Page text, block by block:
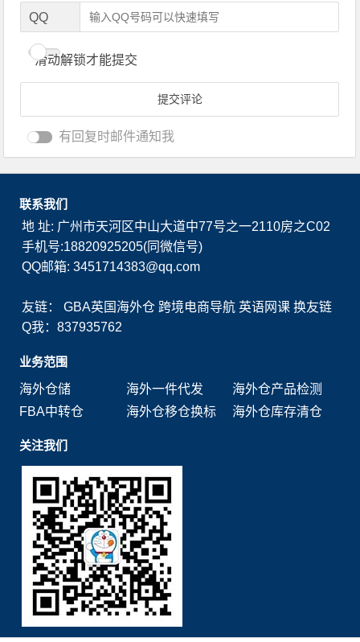
QQ
滑动解锁才能提交
有回复时邮件通知我
联系我们
地 址: 广州市天河区中山大道中77号之一2110房之C02
手机号:18820925205(同微信号)
QQ邮箱: 3451714383@qq.com
友链：GBA英国海外仓 跨境电商导航 英语网课 换友链
Q我：837935762
业务范围
海外仓储
海外一件代发
海外仓产品检测
FBA中转仓
海外仓移仓换标 海外仓库存清仓
关注我们